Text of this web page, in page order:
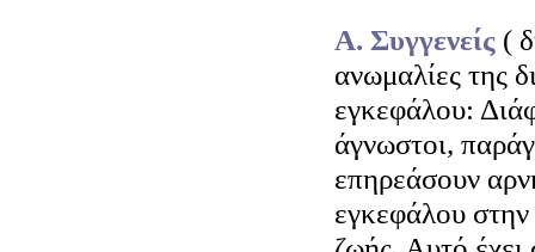
Α. Συγγενείς (
ανωμαλίες της
εγκεφάλου:
άγνωστοι,
επηρεάσουν
εγκεφάλου